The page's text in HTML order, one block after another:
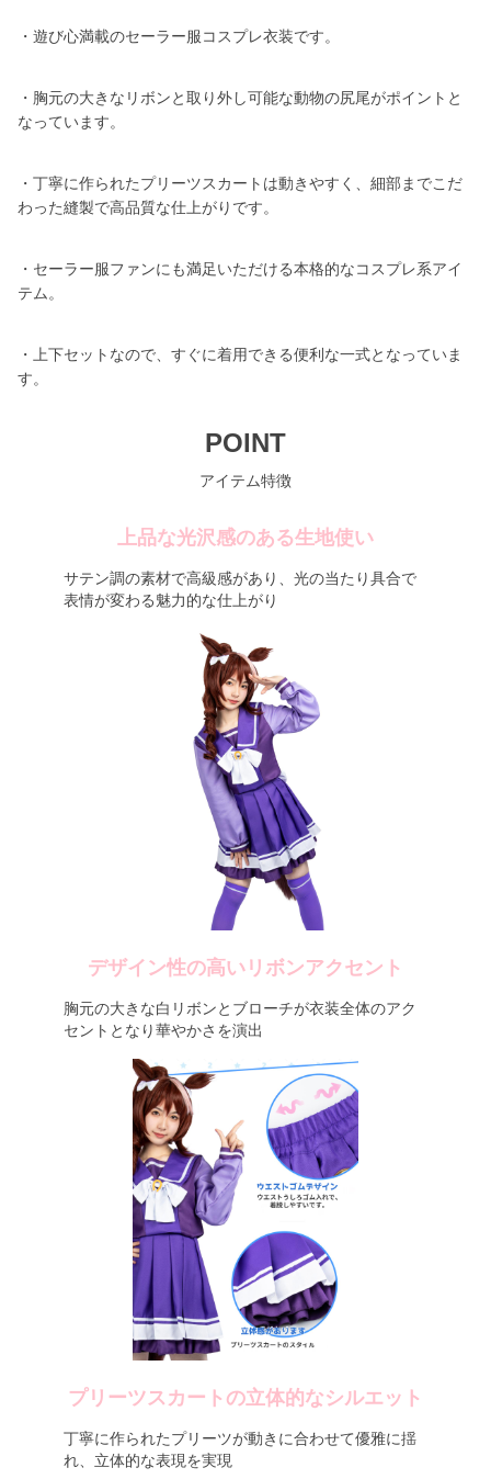
・遊び心満載のセーラー服コスプレ衣装です。
・胸元の大きなリボンと取り外し可能な動物の尻尾がポイントと
なっています。
・丁寧に作られたプリーツスカートは動きやすく、細部までこだ
わった縫製で高品質な仕上がりです。
・セーラー服ファンにも満足いただける本格的なコスプレ系アイ
テム。
・上下セットなので、すぐに着用できる便利な一式となっていま
す。
POINT
アイテム特徴
上品な光沢感のある生地使い
サテン調の素材で高級感があり、光の当たり具合で
表情が変わる魅力的な仕上がり
デザイン性の高いリボンアクセント
胸元の大きな白リボンとブローチが衣装全体のアク
セントとなり華やかさを演出
プリーツスカートの立体的なシルエット
丁寧に作られたプリーツが動きに合わせて優雅に揺
れ、立体的な表現を実現